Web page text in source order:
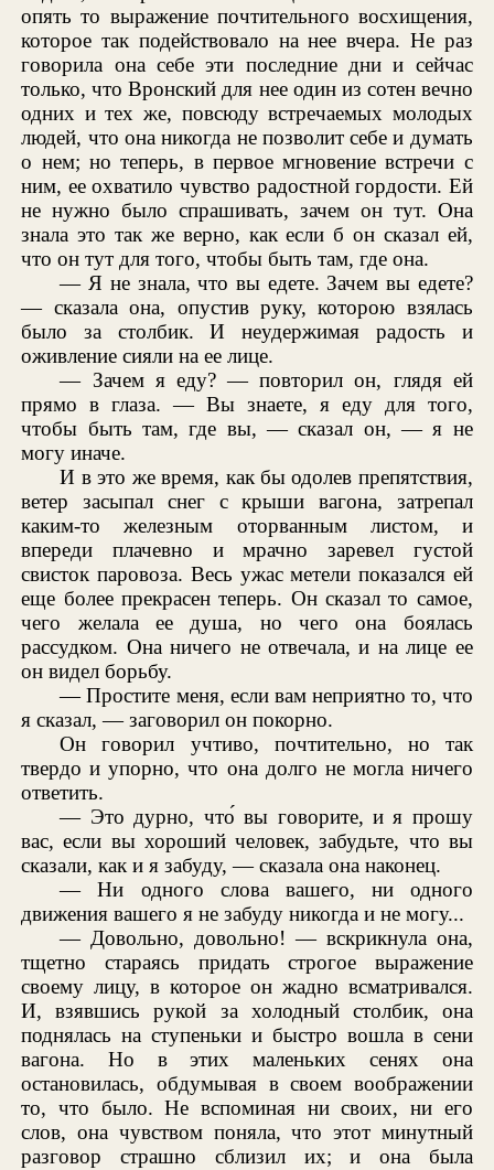
опять то выражение почтительного восхищения,
которое так подействовало на нее вчера. Не раз
говорила она себе эти последние дни и сейчас
только, что Вронский для нее один из сотен вечно
одних и тех же, повсюду встречаемых молодых
людей, что она никогда не позволит себе и думать
о нем; но теперь, в первое мгновение встречи с
ним, ее охватило чувство радостной гордости. Ей
не нужно было спрашивать, зачем он тут. Она
знала это так же верно, как если б он сказал ей,
что он тут для того, чтобы быть там, где она.
— Я не знала, что вы едете. Зачем вы едете?
— сказала она, опустив руку, которою взялась
было за столбик. И неудержимая радость и
оживление сияли на ее лице.
— Зачем я еду? — повторил он, глядя ей
прямо в глаза. — Вы знаете, я еду для того,
чтобы быть там, где вы, — сказал он, — я не
могу иначе.
И в это же время, как бы одолев препятствия,
ветер засыпал снег с крыши вагона, затрепал
каким-то железным оторванным листом, и
впереди плачевно и мрачно заревел густой
свисток паровоза. Весь ужас метели показался ей
еще более прекрасен теперь. Он сказал то самое,
чего желала ее душа, но чего она боялась
рассудком. Она ничего не отвечала, и на лице ее
он видел борьбу.
— Простите меня, если вам неприятно то, что
я сказал, — заговорил он покорно.
Он говорил учтиво, почтительно, но так
твердо и упорно, что она долго не могла ничего
ответить.
— Это дурно, что́ вы говорите, и я прошу
вас, если вы хороший человек, забудьте, что вы
сказали, как и я забуду, — сказала она наконец.
— Ни одного слова вашего, ни одного
движения вашего я не забуду никогда и не могу...
— Довольно, довольно! — вскрикнула она,
тщетно стараясь придать строгое выражение
своему лицу, в которое он жадно всматривался.
И, взявшись рукой за холодный столбик, она
поднялась на ступеньки и быстро вошла в сени
вагона. Но в этих маленьких сенях она
остановилась, обдумывая в своем воображении
то, что было. Не вспоминая ни своих, ни его
слов, она чувством поняла, что этот минутный
разговор страшно сблизил их; и она была